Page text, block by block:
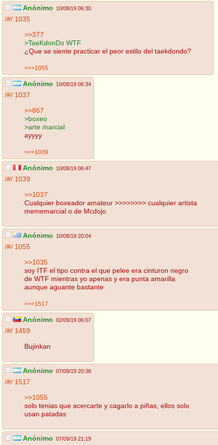
Anónimo 10/08/19 06:30
/#/ 1035
>>377
>TaeKdonDo WTF
¿Que se siente practicar el peor estilo del taekdondo?
>>>1055
Anónimo 10/08/19 06:34
/#/ 1037
>>867
>boxeo
>arte marcial
ayyyy
>>>1039
Anónimo 10/08/19 06:47
/#/ 1039
>>1037
Cualquier boxeador amateur >>>>>>>> cualquier artista
mememarcial o de Mcdojo
Anónimo 10/08/19 20:04
/#/ 1055
>>1035
soy ITF el tipo contra el que pelee era cinturon negro
de WTF mientras yo apenas y era punta amarilla
aunque aguante bastante
>>>1517
Anónimo 02/09/19 06:07
/#/ 1459
Bujinkan
Anónimo 07/09/19 20:38
/#/ 1517
>>1055
solo tenias que acercarte y cagarlo a piñas, ellos solo
usan patadas
Anónimo 07/09/19 21:19